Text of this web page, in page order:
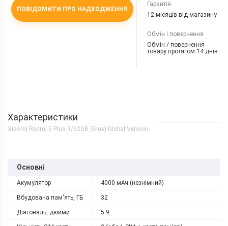
ПОВІДОМИТИ ПРО НАДХОДЖЕННЯ
Гарантія
12 місяців від магазину
Обмін і повернення
Обмін / повернення
товару протягом 14 днів
Характеристики
Xiaomi Redmi 5 Plus 3/32GB (Blue) Global Version
Основні
Акумулятор 4000 мАч (незнімний)
Вбудована пам'ять, ГБ 32
Діагональ, дюйми 5.9